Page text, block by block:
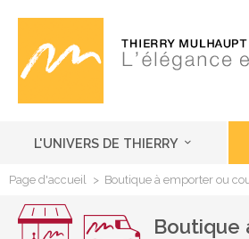
L'UNIVERS DE THIERRY
Page d'accueil > Boutique à emporter ou
Boutique